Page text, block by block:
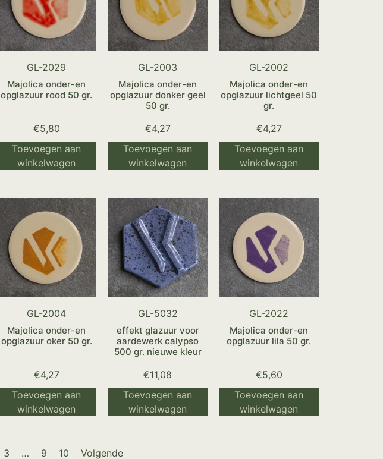
GL-2029
Majolica onder-en
opglazuur rood 50 gr.
€5,80
Toevoegen aan
winkelwagen
GL-2003
Majolica onder-en
opglazuur donker geel
50 gr.
€4,27
Toevoegen aan
winkelwagen
GL-2002
Majolica onder-en
opglazuur lichtgeel 50
gr.
€4,27
Toevoegen aan
winkelwagen
GL-2004
Majolica onder-en
opglazuur oker 50 gr.
€4,27
Toevoegen aan
winkelwagen
GL-5032
effekt glazuur voor
aardewerk calypso
500 gr. nieuwe kleur
€11,08
Toevoegen aan
winkelwagen
GL-2022
Majolica onder-en
opglazuur lila 50 gr.
€5,60
Toevoegen aan
winkelwagen
3 … 9 10 Volgende